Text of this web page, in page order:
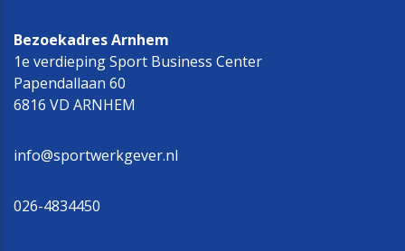
Bezoekadres Arnhem
1e verdieping Sport Business Center
Papendallaan 60
6816 VD ARNHEM
info@sportwerkgever.nl
026-4834450